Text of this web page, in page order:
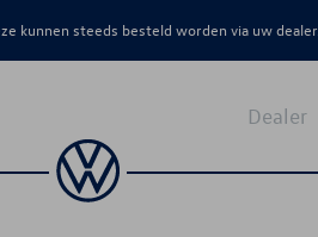
kunnen steeds besteld worden via uw dealer.
Dealer